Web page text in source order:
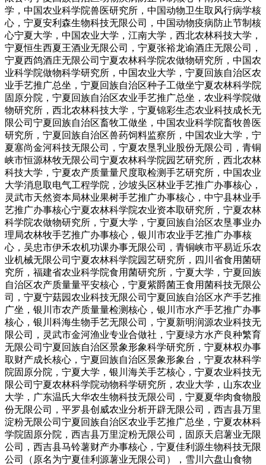
学，中国农业科学院兽医研究所，中国动物卫生取风行病学核
心，宁夏安利森生物科技无限公司，中国动物疫病防止节制核
心宁夏大学，中国农业大学，江南大学，西北农林科技大学，
宁夏恒生西夏王酒业无限公司，宁夏张裕龙谕酒庄无限公司，
宁夏西鸽酒庄无限公司宁夏农林科学院农做物研究所，中国农
业科学院做物科学研究所，中国农业大学，宁夏回族自治区农
业手艺推广总坐，宁夏回族自治区种子工做坐宁夏农林科学院
固原分院，宁夏回族自治区农业手艺推广总坐，农业科学院做
物研究所，西北农林科技大学，宁夏锦彩生态农业科技成长无
限公司宁夏回族自治区畜牧工做坐，中国农业科学院畜牧兽医
研究所，宁夏回族自治区兽药饲料监察所，中国农业大学，宁
夏塞尚金河科技无限公司，宁夏农垦乳业股份无限公司，青铜
峡市恒源林牧无限公司宁夏农林科学院园艺研究所，西北农林
科技大学，宁夏农产质量量尺度取检测手艺研究所，中国农业
大学消息取电气工程学院，沙坡头区林业手艺推广办事核心，
灵武市天然资本局林业果树手艺推广办事核心，中宁县林业手
艺推广办事核心宁夏农林科学院农业资本取研究所，宁夏农林
科学院农做物研究所，宁夏大学，宁夏回族自治区农垦事业办
理局农林牧手艺推广办事核心，银川市农业手艺推广办事核
心，吴忠市伊禾农机功课办事无限公司，青铜峡市平易近乐农
业机械无限公司宁夏农林科学院园艺研究所，四川省食用菌研
究所，福建省农业科学院食用菌研究所，宁夏大学，宁夏回族
自治区农产质量量平安核心，宁夏紫爵菌王食用菌科技无限公
司，宁夏宁菇园农业科技无限公司宁夏回族自治区水产手艺推
广坐，银川市农产质量量检测核心，银川市水产手艺推广办事
核心，银川科海生物手艺无限公司，宁夏新明润源农业科技无
限公司，灵武市金河渔业专业合做社，宁夏绿方水产良种繁育
无限公司宁夏回族自治区景象形象科学研究所，宁夏林权办事
取财产成长核心，宁夏回族自治区景象形象台，宁夏农林科学
院固原分院，宁夏大学，银川海关手艺核心，宁夏农业科技无
限公司宁夏农林科学院动物科学研究所，农业大学，山东农业
大学，广东温氏大华农生物科技无限公司，宁夏夏华肉食物股
份无限公司，平罗县创威农业分析开辟无限公司，西吉县万里
淀粉无限公司宁夏回族自治区农业手艺推广总坐，宁夏农林科
学院固原分院，西吉县万里淀粉无限公司，固原天启薯业无限
公司，西吉县马铃薯财产办事核心，宁夏佳利源生物科技无限
公司（原名为宁夏佳利源薯业无限公司），雪川六盘山食物